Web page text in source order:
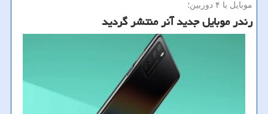
موبایل با ۴ دوربین؛
رندر موبایل جدید آنر منتشر گردید